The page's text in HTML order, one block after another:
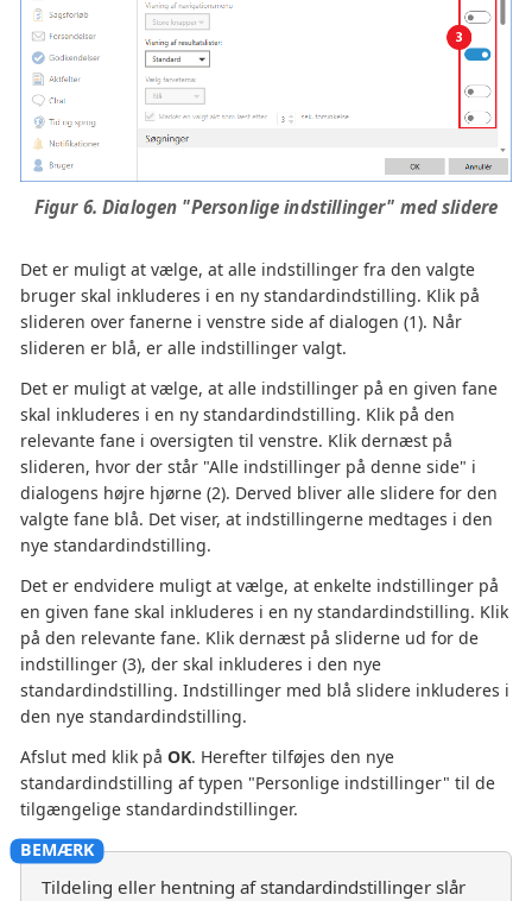
Figur 6. Dialogen "Personlige indstillinger" med slidere
Det er muligt at vælge, at alle indstillinger fra den valgte
bruger skal inkluderes i en ny standardindstilling. Klik på
slideren over fanerne i venstre side af dialogen (1). Når
slideren er blå, er alle indstillinger valgt.
Det er muligt at vælge, at alle indstillinger på en given fane
skal inkluderes i en ny standardindstilling. Klik på den
relevante fane i oversigten til venstre. Klik dernæst på
slideren, hvor der står "Alle indstillinger på denne side" i
dialogens højre hjørne (2). Derved bliver alle slidere for den
valgte fane blå. Det viser, at indstillingerne medtages i den
nye standardindstilling.
Det er endvidere muligt at vælge, at enkelte indstillinger på
en given fane skal inkluderes i en ny standardindstilling. Klik
på den relevante fane. Klik dernæst på sliderne ud for de
indstillinger (3), der skal inkluderes i den nye
standardindstilling. Indstillinger med blå slidere inkluderes i
den nye standardindstilling.
Afslut med klik på OK. Herefter tilføjes den nye
standardindstilling af typen "Personlige indstillinger" til de
tilgængelige standardindstillinger.
Tildeling eller hentning af standardindstillinger slår